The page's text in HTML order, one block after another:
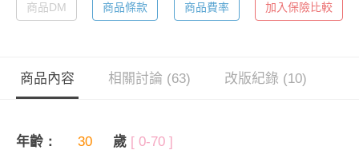
商品DM 商品條款 商品費率 加入保險比較
商品內容 相關討論 (63) 改版紀錄 (10)
年齡： 歲 [ 0-70 ]